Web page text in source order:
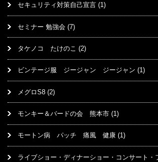
セキュリティ対策自己宣言 (1)
セミナー 勉強会 (7)
タケノコ たけのこ (2)
ビンテージ服 ジージャン ジージャン (1)
メグロS8 (2)
モンキー＆バードの会 熊本市 (1)
モートン病 パッチ 痛風 健康 (1)
ライブショー・ディナーショー・コンサート・